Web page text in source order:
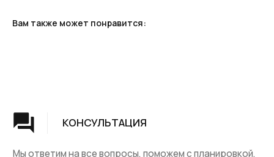
Вам также может понравится:
УСТАНОВКА